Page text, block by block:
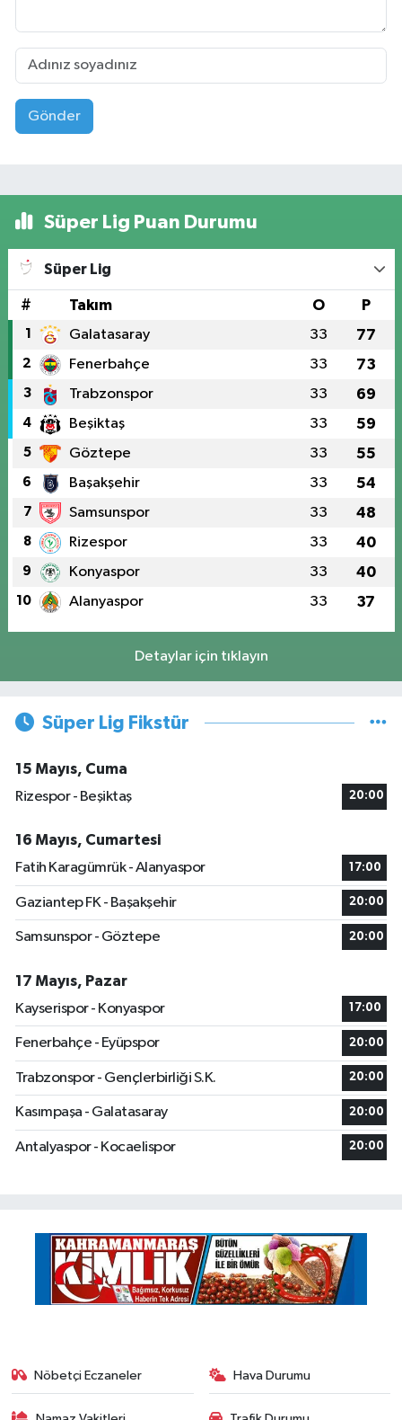
Gönder
Süper Lig Puan Durumu
Süper Lig
# Takım O P
1 Galatasaray 33 77
2 Fenerbahçe 33 73
3 Trabzonspor 33 69
4 Beşiktaş 33 59
5 Göztepe 33 55
6 Başakşehir 33 54
7 Samsunspor 33 48
8 Rizespor 33 40
9 Konyaspor 33 40
10 Alanyaspor 33 37
Detaylar için tıklayın
Süper Lig Fikstür
15 Mayıs, Cuma
Rizespor - Beşiktaş
20:00
16 Mayıs, Cumartesi
Fatih Karagümrük - Alanyaspor
17:00
Gaziantep FK - Başakşehir 20:00
Samsunspor - Göztepe 20:00
17 Mayıs, Pazar
Kayserispor - Konyaspor
17:00
Fenerbahçe - Eyüpspor 20:00
Trabzonspor - Gençlerbirliği S.K. 20:00
Kasımpaşa - Galatasaray 20:00
Antalyaspor - Kocaelispor 20:00
Nöbetçi Eczaneler Hava Durumu